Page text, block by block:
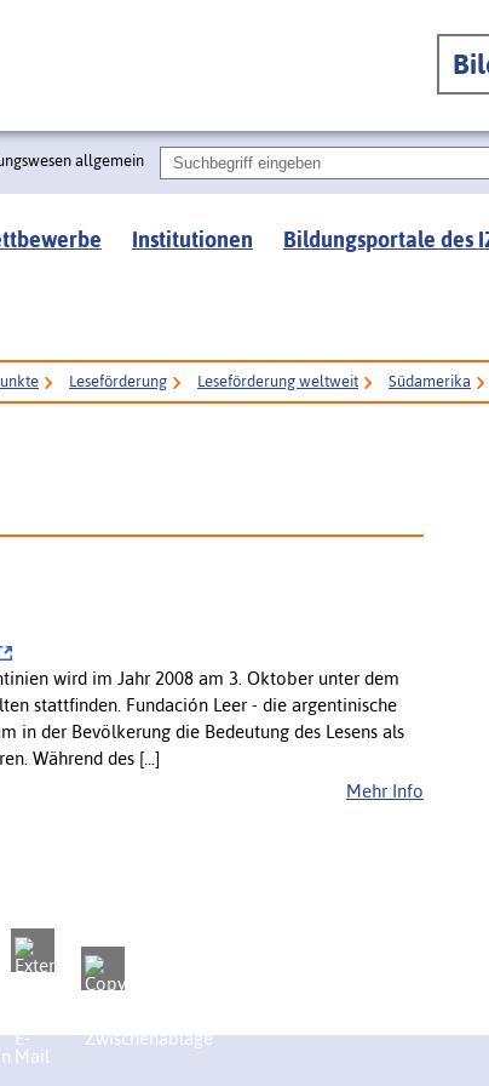
allgemein
Institutionen Bildungsportale des
Leseförderung Leseförderung weltweit Südamerika
wird im Jahr 2008 am 3. Oktober unter dem
stattfinden. Fundación Leer - die argentinische
in der Bevölkerung die Bedeutung des Lesens als
Während des [...]
Mehr Info